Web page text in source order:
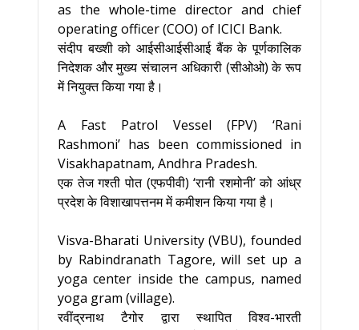
as the whole-time director and chief
operating officer (COO) of ICICI Bank.
संदीप बख्शी को आईसीआईसीआई बैंक के पूर्णकालिक
निदेशक और मुख्य संचालन अधिकारी (सीओओ) के रूप
में नियुक्त किया गया है।
A Fast Patrol Vessel (FPV) ‘Rani
Rashmoni’ has been commissioned in
Visakhapatnam, Andhra Pradesh.
एक तेज गश्ती पोत (एफपीवी) ‘रानी रशमोनी’ को आंध्र
प्रदेश के विशाखापत्तनम में कमीशन किया गया है।
Visva-Bharati University (VBU), founded
by Rabindranath Tagore, will set up a
yoga center inside the campus, named
yoga gram (village).
रवींद्रनाथ टैगोर द्वारा स्थापित विश्व-भारती